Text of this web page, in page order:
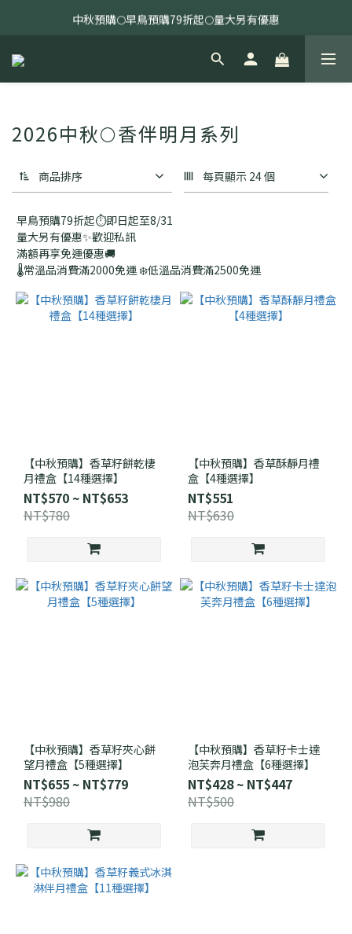
全館消費滿指定金額免運🔥
中秋預購🌕早鳥預購79折起🌕量大另有優惠
全館消費滿指定金額免運🔥
2026中秋🌕香伴明月系列
商品排序 每頁顯示 24 個
早鳥預購79折起⏱️即日起至8/31
量大另有優惠✨歡迎私訊
滿額再享免運優惠🚚
🌡️常溫品消費滿2000免運 ❄️低溫品消費滿2500免運
【中秋預購】香草籽餅乾棲
月禮盒【14種選擇】
NT$570 ~ NT$653
NT$780
【中秋預購】香草酥靜月禮
盒【4種選擇】
NT$551
NT$630
【中秋預購】香草籽夾心餅
望月禮盒【5種選擇】
NT$655 ~ NT$779
NT$980
【中秋預購】香草籽卡士達
泡芙奔月禮盒【6種選擇】
NT$428 ~ NT$447
NT$500